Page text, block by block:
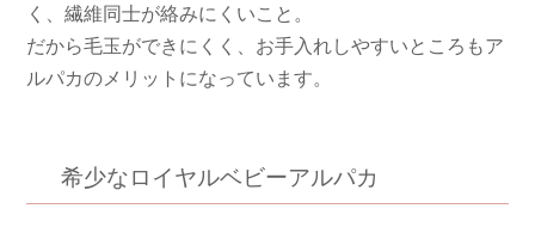
く、繊維同士が絡みにくいこと。
だから毛玉ができにくく、お手入れしやすいところもア
ルパカのメリットになっています。
希少なロイヤルベビーアルパカ